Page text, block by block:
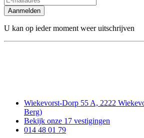
Aanmelden
U kan op ieder moment weer uitschrijven
Wiekevorst-Dorp 55 A, 2222
Berg)
Bekijk onze 17 vestigingen
014 48 01 79